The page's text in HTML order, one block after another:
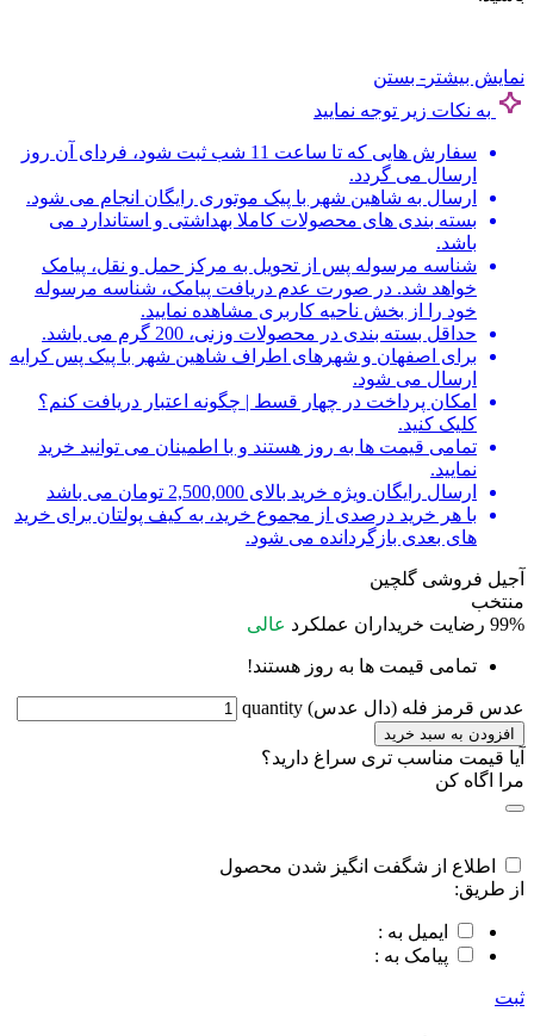
نمایش بیشتر - بستن
به نکات زیر توجه نمایید
سفارش هایی که تا ساعت 11 شب ثبت شود، فردای آن روز
ارسال می گردد.
ارسال به شاهین شهر با پیک موتوری رایگان انجام می شود.
بسته بندی های محصولات کاملا بهداشتی و استاندارد می
باشد.
شناسه مرسوله پس از تحویل به مرکز حمل و نقل، پیامک
خواهد شد. در صورت عدم دریافت پیامک، شناسه مرسوله
خود را از بخش ناحیه کاربری مشاهده نمایید.
حداقل بسته بندی در محصولات وزنی، 200 گرم می باشد.
برای اصفهان و شهرهای اطراف شاهین شهر با پیک پس کرایه
ارسال می شود.
امکان پرداخت در چهار قسط | چگونه اعتبار دریافت کنم؟
کلیک کنید.
تمامی قیمت ها به روز هستند و با اطمینان می توانید خرید
نمایید.
ارسال رایگان ویژه خرید بالای 2,500,000 تومان می باشد
با هر خرید درصدی از مجموع خرید، به کیف پولتان برای خرید
های بعدی بازگردانده می شود.
آجیل فروشی گلچین
منتخب
99% رضایت خریداران عملکرد عالی
تمامی قیمت ها به روز هستند!
عدس قرمز فله (دال عدس) quantity
افزودن به سبد خرید
آیا قیمت مناسب تری سراغ دارید؟
مرا اگاه کن
اطلاع از شگفت انگیز شدن محصول
از طریق:
ایمیل به :
پیامک به :
ثبت